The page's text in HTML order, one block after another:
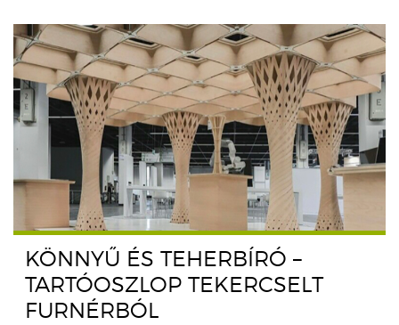
KÖNNYŰ ÉS TEHERBÍRÓ –
TARTÓOSZLOP TEKERCSELT
FURNÉRBÓL